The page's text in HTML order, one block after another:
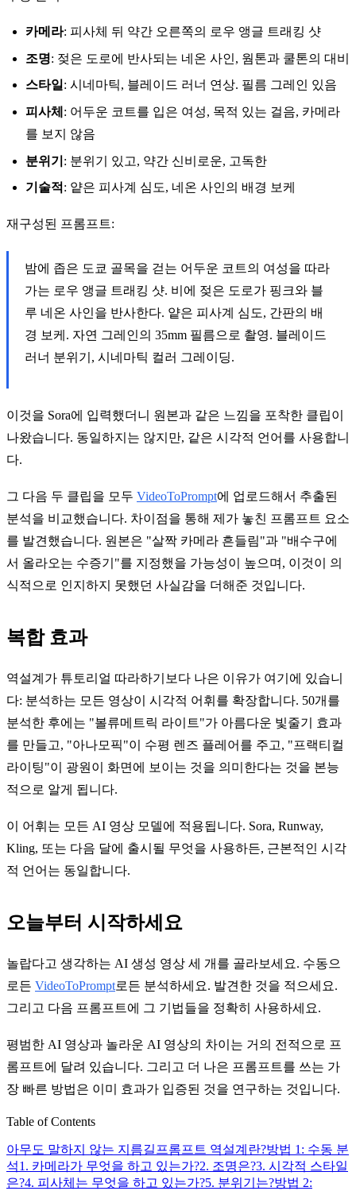
카메라: 피사체 뒤 약간 오른쪽의 로우 앵글 트래킹 샷
조명: 젖은 도로에 반사되는 네온 사인, 웜톤과 쿨톤의 대비
스타일: 시네마틱, 블레이드 러너 연상. 필름 그레인 있음
피사체 : 어두운 코트를 입은 여성, 목적 있는 걸음, 카메라
를 보지 않음
분위기 : 분위기 있고, 약간 신비로운, 고독한
기술적 : 얕은 피사계 심도, 네온 사인의 배경 보케
재구성된 프롬프트:
밤에 좁은 도쿄 골목을 걷는 어두운 코트의 여성을 따라
가는 로우 앵글 트래킹 샷. 비에 젖은 도로가 핑크와 블
루 네온 사인을 반사한다. 얕은 피사계 심도, 간판의 배
경 보케. 자연 그레인의 35mm 필름으로 촬영. 블레이드
러너 분위기, 시네마틱 컬러 그레이딩.
이것을 Sora에 입력했더니 원본과 같은 느낌을 포착한 클립이
나왔습니다. 동일하지는 않지만, 같은 시각적 언어를 사용합니
다.
그 다음 두 클립을 모두 VideoToPrompt에 업로드해서 추출된
분석을 비교했습니다. 차이점을 통해 제가 놓친 프롬프트 요소
를 발견했습니다. 원본은 "살짝 카메라 흔들림"과 "배수구에
서 올라오는 수증기"를 지정했을 가능성이 높으며, 이것이 의
식적으로 인지하지 못했던 사실감을 더해준 것입니다.
복합 효과
역설계가 튜토리얼 따라하기보다 나은 이유가 여기에 있습니
다: 분석하는 모든 영상이 시각적 어휘를 확장합니다. 50개를
분석한 후에는 "볼류메트릭 라이트"가 아름다운 빛줄기 효과
를 만들고, "아나모픽"이 수평 렌즈 플레어를 주고, "프랙티컬
라이팅"이 광원이 화면에 보이는 것을 의미한다는 것을 본능
적으로 알게 됩니다.
이 어휘는 모든 AI 영상 모델에 적용됩니다. Sora, Runway,
Kling, 또는 다음 달에 출시될 무엇을 사용하든, 근본적인 시각
적 언어는 동일합니다.
오늘부터 시작하세요
놀랍다고 생각하는 AI 생성 영상 세 개를 골라보세요. 수동으
로든 VideoToPrompt로든 분석하세요. 발견한 것을 적으세요.
그리고 다음 프롬프트에 그 기법들을 정확히 사용하세요.
평범한 AI 영상과 놀라운 AI 영상의 차이는 거의 전적으로 프
롬프트에 달려 있습니다. 그리고 더 나은 프롬프트를 쓰는 가
장 빠른 방법은 이미 효과가 입증된 것을 연구하는 것입니다.
Table of Contents
아무도 말하지 않는 지름길 프롬프트 역설계란?방법 1: 수동 분
석1. 카메라가 무엇을 하고 있는가?2. 조명은?3. 시각적 스타일
은?4. 피사체는 무엇을 하고 있는가?5. 분위기는?방법 2: